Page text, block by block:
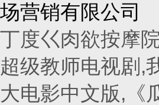
场营销有限公司
丁度巜肉欲按摩
超级教师电视剧,
大电影中文版,《